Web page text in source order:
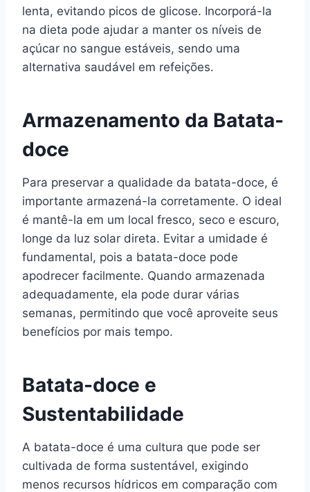
lenta, evitando picos de glicose. Incorporá-la
na dieta pode ajudar a manter os níveis de
açúcar no sangue estáveis, sendo uma
alternativa saudável em refeições.
Armazenamento da Batata-
doce
Para preservar a qualidade da batata-doce, é
importante armazená-la corretamente. O ideal
é mantê-la em um local fresco, seco e escuro,
longe da luz solar direta. Evitar a umidade é
fundamental, pois a batata-doce pode
apodrecer facilmente. Quando armazenada
adequadamente, ela pode durar várias
semanas, permitindo que você aproveite seus
benefícios por mais tempo.
Batata-doce e
Sustentabilidade
A batata-doce é uma cultura que pode ser
cultivada de forma sustentável, exigindo
menos recursos hídricos em comparação com